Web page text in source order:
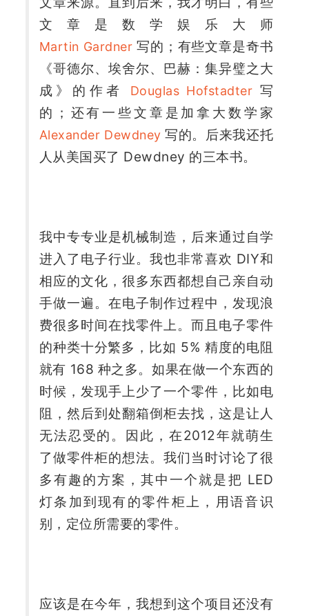
Martin Gardner 写的；有些文章是奇书
《哥德尔、埃舍尔、巴赫：集异璧之大
成》的作者
Douglas Hofstadter 写
Alexander Dewdney 写的。后来我还托
人从美国买了 Dewdney 的三本书。
我中专专业是机械制造，后来通过自学
进入了电子行业。我也非常喜欢 DIY和
相应的文化，很多东西都想自己亲自动
手做一遍。在电子制作过程中，发现浪
费很多时间在找零件上。而且电子零件
的种类十分繁多，比如 5% 精度的电阻
就有 168 种之多。如果在做一个东西的
时候，发现手上少了一个零件，比如电
阻，然后到处翻箱倒柜去找，这是让人
无法忍受的。因此，在2012年就萌生
了做零件柜的想法。我们当时讨论了很
多有趣的方案，其中一个就是把 LED
灯条加到现有的零件柜上，用语音识
别，定位所需要的零件。
应该是在今年，我想到这个项目还没有